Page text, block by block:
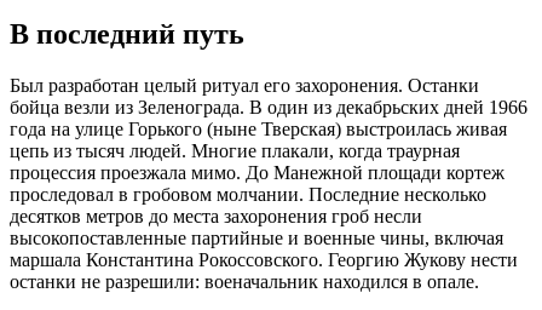
В последний путь
Был разработан целый ритуал его захоронения. Останки
бойца везли из Зеленограда. В один из декабрьских дней 1966
года на улице Горького (ныне Тверская) выстроилась живая
цепь из тысяч людей. Многие плакали, когда траурная
процессия проезжала мимо. До Манежной площади кортеж
проследовал в гробовом молчании. Последние несколько
десятков метров до места захоронения гроб несли
высокопоставленные партийные и военные чины, включая
маршала Константина Рокоссовского. Георгию Жукову нести
останки не разрешили: военачальник находился в опале.